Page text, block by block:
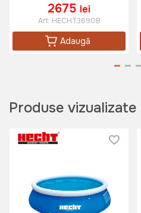
Umbrelă de
Art:U1003B
1695 lei
2675 lei
Art: HECHT3690B
Adaugă
Produse vizualizate